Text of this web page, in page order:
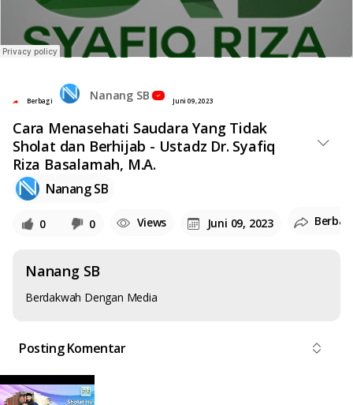
Berbagi Nanang SB Juni 09, 2023
Cara Menasehati Saudara Yang Tidak
Sholat dan Berhijab - Ustadz Dr. Syafiq
Riza Basalamah, M.A.
Nanang SB
0 0 Views Juni 09, 2023
Nanang SB
Berdakwah Dengan Media
Posting Komentar